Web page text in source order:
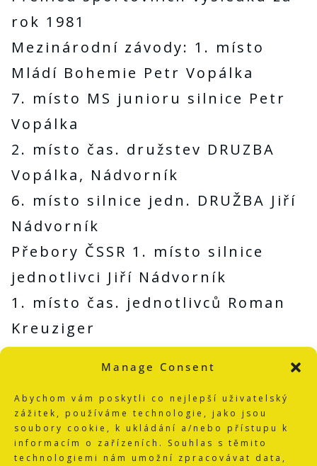
Manage Consent
Abychom vám poskytli co nejlepší uživatelský
zážitek, používáme technologie, jako jsou
soubory cookie, k ukládání a/nebo přístupu k
informacím o zařízeních. Souhlas s těmito
technologiemi nám umožní zpracovávat data,
rok 1981
Mezinárodní závody: 1. místo
Mládí Bohemie Petr Vopálka
7. místo MS junioru silnice Petr
Vopálka
2. místo čas. družstev DRUZBA
Vopálka, Nádvorník
6. místo silnice jedn. DRUŽBA Jiří
Nádvorník
Přebory ČSSR 1. místo silnice
jednotlivci Jiří Nádvorník
1. místo čas. jednotlivců Roman
Kreuziger
1. místo čas družstev SD
1. místo cyklokros SD Radovan
Fořt
2. místo časovka družstev mladší
dorost